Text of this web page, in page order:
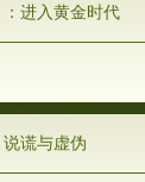
进入黄金时代
谎与虚伪